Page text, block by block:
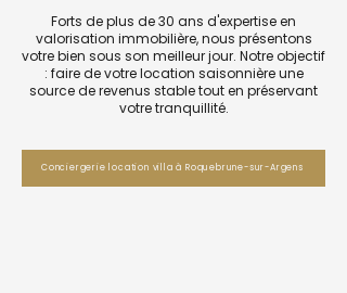
Forts de plus de 30 ans d'expertise en
valorisation immobilière, nous présentons
votre bien sous son meilleur jour. Notre objectif
: faire de votre location saisonnière une
source de revenus stable tout en préservant
votre tranquillité.
Conciergerie location villa à Roquebrune-sur-Argens